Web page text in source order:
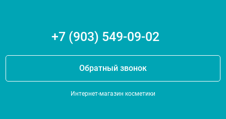
+7 (903) 549-09-02
Обратный звонок
Интернет-магазин косметики